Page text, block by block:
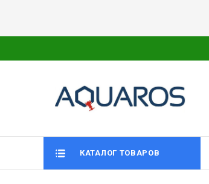
КАТАЛОГ ТОВАРОВ